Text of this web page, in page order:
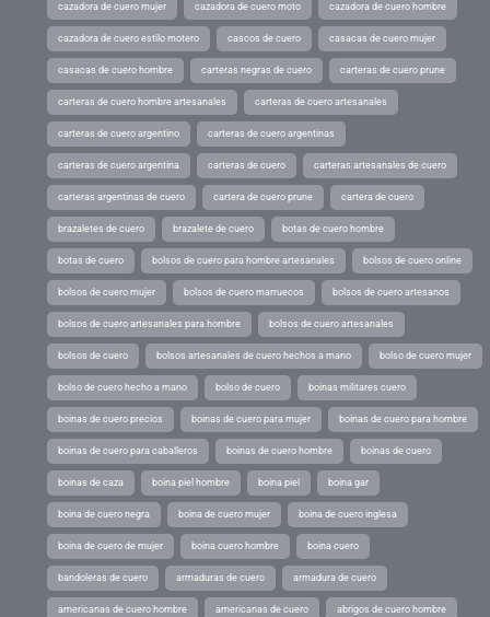
cazadora de cuero mujer cazadora de cuero moto cazadora de cuero hombre
cazadora de cuero estilo motero cascos de cuero casacas de cuero mujer
casacas de cuero hombre carteras negras de cuero carteras de cuero prune
carteras de cuero hombre artesanales carteras de cuero artesanales
carteras de cuero argentino carteras de cuero argentinas
carteras de cuero argentina carteras de cuero carteras artesanales de cuero
carteras argentinas de cuero cartera de cuero prune cartera de cuero
brazaletes de cuero brazalete de cuero botas de cuero hombre
botas de cuero bolsos de cuero para hombre artesanales bolsos de cuero online
bolsos de cuero mujer bolsos de cuero marruecos bolsos de cuero artesanos
bolsos de cuero artesanales para hombre bolsos de cuero artesanales
bolsos de cuero bolsos artesanales de cuero hechos a mano bolso de cuero mujer
bolso de cuero hecho a mano bolso de cuero boinas militares cuero
boinas de cuero precios boinas de cuero para mujer boinas de cuero para hombre
boinas de cuero para caballeros boinas de cuero hombre boinas de cuero
boinas de caza boina piel hombre boina piel boina gar
boina de cuero negra boina de cuero mujer boina de cuero inglesa
boina de cuero de mujer boina cuero hombre boina cuero
bandoleras de cuero armaduras de cuero armadura de cuero
americanas de cuero hombre americanas de cuero abrigos de cuero hombre